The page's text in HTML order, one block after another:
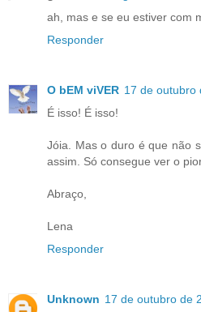
ah, mas e se eu estiver com
Responder
O bEM viVER 17 de outubro
É isso! É isso!
Jóia. Mas o duro é que não
assim. Só consegue ver o
Abraço,
Lena
Responder
Unknown 17 de outubro de